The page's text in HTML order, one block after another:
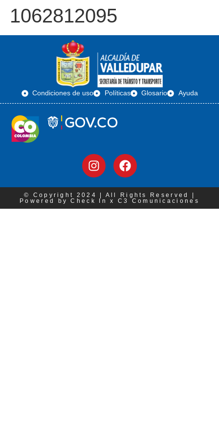
1062812095
Condiciones de uso Políticas Glosario Ayuda
© Copyright 2024 | All Rights Reserved |
Powered by Check In x C3 Comunicaciones